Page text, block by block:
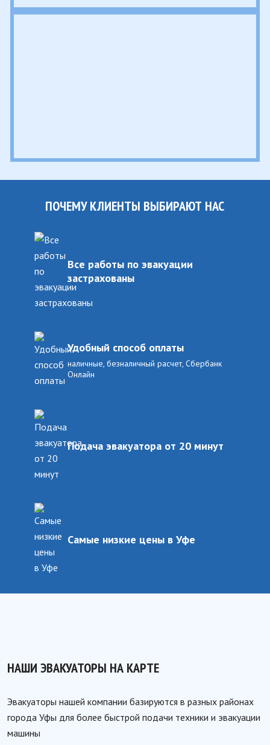
ПОЧЕМУ КЛИЕНТЫ ВЫБИРАЮТ НАС
Все работы по эвакуации
застрахованы
Удобный способ оплаты
наличные, безналичный расчет, Сбербанк
Онлайн
Подача эвакуатора от 20 минут
Самые низкие цены в Уфе
НАШИ ЭВАКУАТОРЫ НА КАРТЕ
Эвакуаторы нашей компании базируются в разных районах
города Уфы для более быстрой подачи техники и эвакуации
машины